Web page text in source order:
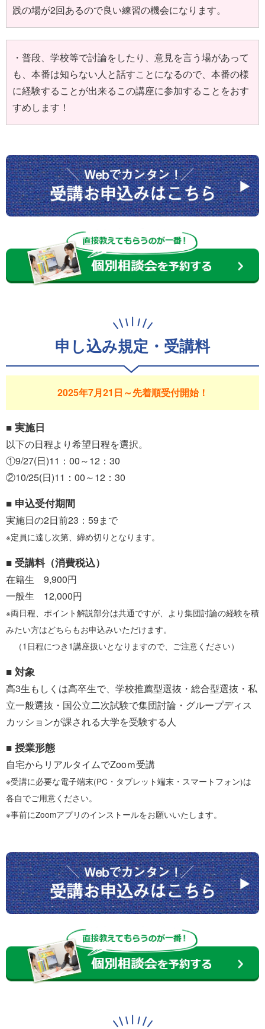
践の場が2回あるので良い練習の機会になります。
・普段、学校等で討論をしたり、意見を言う場があって
も、本番は知らない人と話すことになるので、本番の様
に経験することが出来るこの講座に参加することをおす
すめします！
申し込み規定・受講料
2025年7月21日～先着順受付開始！
■ 実施日
以下の日程より希望日程を選択。
①9/27(日)11：00～12：30
②10/25(日)11：00～12：30
■ 申込受付期間
実施日の2日前23：59まで
※定員に達し次第、締め切りとなります。
■ 受講料（消費税込）
在籍生 9,900円
一般生 12,000円
※両日程、ポイント解説部分は共通ですが、より集団討論の経験を積
みたい方はどちらもお申込みいただけます。
（1日程につき1講座扱いとなりますので、ご注意ください）
■ 対象
高3生もしくは高卒生で、学校推薦型選抜・総合型選抜・私
立一般選抜・国公立二次試験で集団討論・グループディス
カッションが課される大学を受験する人
■ 授業形態
自宅からリアルタイムでZooｍ受講
※受講に必要な電子端末(PC・タブレット端末・スマートフォン)は
各自でご用意ください。
※事前にZoomアプリのインストールをお願いいたします。